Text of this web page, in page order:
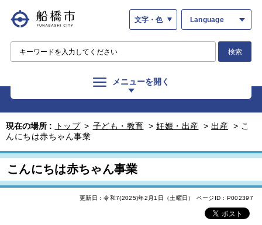
文字・色 Language
検索
メニューを開く
現在の場所 : トップ > 子ども・教育 > 妊娠・出産 > 出産 > こ
んにちは赤ちゃん事業
こんにちは赤ちゃん事業
更新日：令和7(2025)年2月1日（土曜日） ページID：P002397